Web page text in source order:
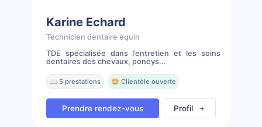
Karine Echard
Technicien dentaire équin
TDE spécialisée dans l’entretien et les soins
dentaires des chevaux, poneys...
📖 5 prestations 🤩 Clientèle ouverte
Prendre rendez-vous Profil